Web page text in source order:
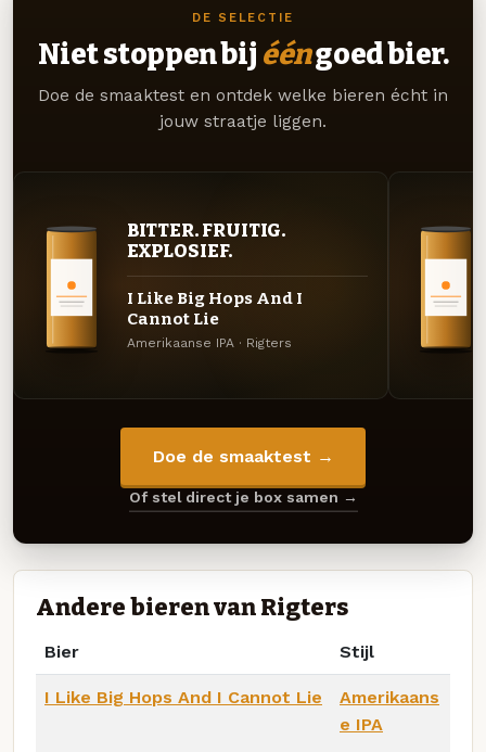
DE SELECTIE
Niet stoppen bij ééngoed bier.
Doe de smaaktest en ontdek welke bieren écht in
jouw straatje liggen.
BITTER. FRUITIG.
EXPLOSIEF.
I Like Big Hops And I
Cannot Lie
Amerikaanse IPA · Rigters
Doe de smaaktest →
Of stel direct je box samen →
Andere bieren van Rigters
Bier Stijl
I Like Big Hops And I Cannot Lie
Amerikaans
e IPA